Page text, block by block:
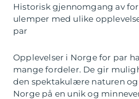
Historisk gjennomgang av
ulemper med ulike
par
Opplevelser i Norge for par
mange fordeler. De gir
den spektakulære naturen
Norge på en unik og